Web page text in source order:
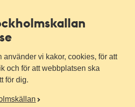
använder vi kakor, cookies, för att
och för att webbplatsen ska
för dig.